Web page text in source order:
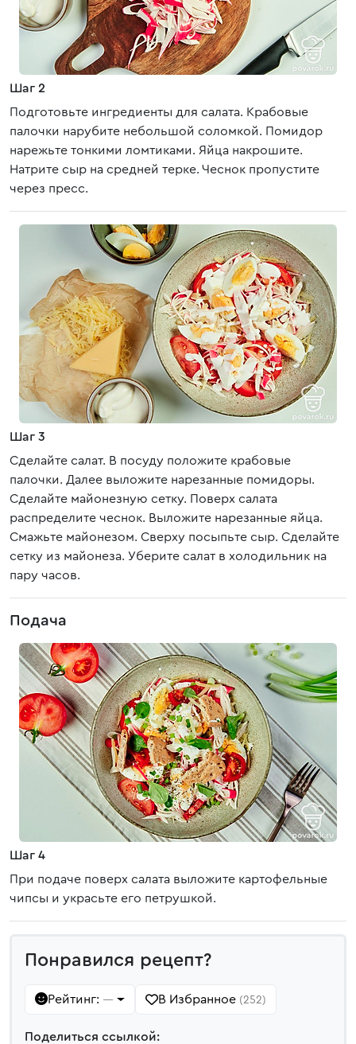
Шаг 2
Подготовьте ингредиенты для салата. Крабовые
палочки нарубите небольшой соломкой. Помидор
нарежьте тонкими ломтиками. Яйца накрошите.
Натрите сыр на средней терке. Чеснок пропустите
через пресс.
Шаг 3
Сделайте салат. В посуду положите крабовые
палочки. Далее выложите нарезанные помидоры.
Сделайте майонезную сетку. Поверх салата
распределите чеснок. Выложите нарезанные яйца.
Смажьте майонезом. Сверху посыпьте сыр. Сделайте
сетку из майонеза. Уберите салат в холодильник на
пару часов.
Подача
Шаг 4
При подаче поверх салата выложите картофельные
чипсы и украсьте его петрушкой.
Понравился рецепт?
Рейтинг: — В Избранное (252)
Поделиться ссылкой: